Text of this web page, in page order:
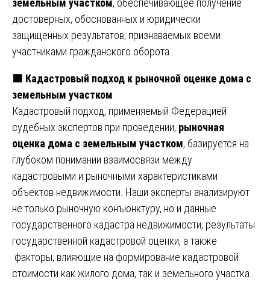
земельным участком, обеспечивающее получение
достоверных, обоснованных и юридически
защищенных результатов, признаваемых всеми
участниками гражданского оборота.
🟧 Кадастровый подход к рыночной оценке дома с
земельным участком
Кадастровый подход, применяемый Федерацией
судебных экспертов при проведении, рыночная
оценка дома с земельным участком, базируется на
глубоком понимании взаимосвязи между
кадастровыми и рыночными характеристиками
объектов недвижимости. Наши эксперты анализируют
не только рыночную конъюнктуру, но и данные
государственного кадастра недвижимости, результаты
государственной кадастровой оценки, а также
факторы, влияющие на формирование кадастровой
стоимости как жилого дома, так и земельного участка.